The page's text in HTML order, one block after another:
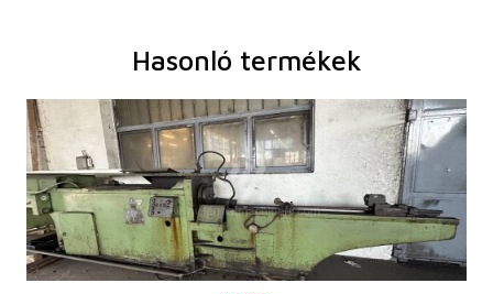
Hasonló termékek
Gyártás éve:
1966
Névleges alakító erő
20 t
Vésési hosszúság
1600 mm
Asztalméret
130 mm
Összesített teljesítmény
22 kVA
Méretek hossz.×szél.×mag.6840x1535x1370 mm
A gép súlya
5200 kg
Vezérlőrendszer
nem